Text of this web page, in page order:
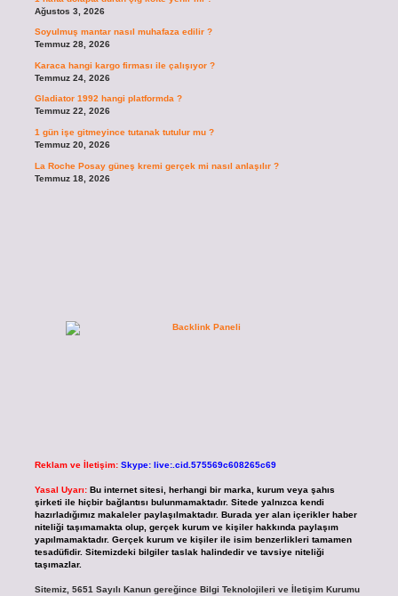
Ağustos 3, 2026
Soyulmuş mantar nasıl muhafaza edilir ?
Temmuz 28, 2026
Karaca hangi kargo firması ile çalışıyor ?
Temmuz 24, 2026
Gladiator 1992 hangi platformda ?
Temmuz 22, 2026
1 gün işe gitmeyince tutanak tutulur mu ?
Temmuz 20, 2026
La Roche Posay güneş kremi gerçek mi nasıl anlaşılır ?
Temmuz 18, 2026
Reklam ve İletişim: Skype: live:.cid.575569c608265c69
Yasal Uyarı: Bu internet sitesi, herhangi bir marka, kurum veya şahıs
şirketi ile hiçbir bağlantısı bulunmamaktadır. Sitede yalnızca kendi
hazırladığımız makaleler paylaşılmaktadır. Burada yer alan içerikler haber
niteliği taşımamakta olup, gerçek kurum ve kişiler hakkında paylaşım
yapılmamaktadır. Gerçek kurum ve kişiler ile isim benzerlikleri tamamen
tesadüfidir. Sitemizdeki bilgiler taslak halindedir ve tavsiye niteliği
taşımazlar.
Sitemiz, 5651 Sayılı Kanun gereğince Bilgi Teknolojileri ve İletişim Kurumu